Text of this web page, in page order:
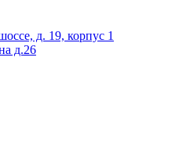
д. 19, корпус 1
д.26